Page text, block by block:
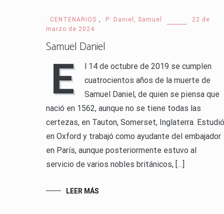
· CENTENARIOS , P: Daniel, Samuel
22 de
marzo de 2024
Samuel Daniel
E
l 14 de octubre de 2019 se cumplen
cuatrocientos años de la muerte de
Samuel Daniel, de quien se piensa que
nació en 1562, aunque no se tiene todas las
certezas, en Tauton, Somerset, Inglaterra. Estudió
en Oxford y trabajó como ayudante del embajador
en París, aunque posteriormente estuvo al
servicio de varios nobles británicos, […]
LEER MÁS